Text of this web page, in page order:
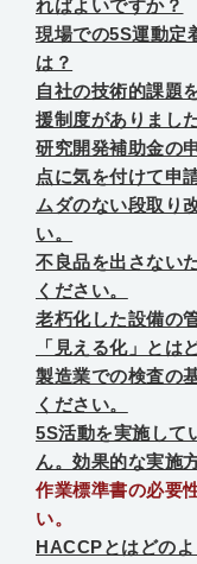
ればよいですか？
現場での5S運動定
は？
自社の技術的課題
援制度がありまし
研究開発補助金の
点に気を付けて申
ムダのない段取り
い。
不良品を出さない
ください。
老朽化した設備の
「見える化」とは
製造業での検査の
ください。
5S活動を実施して
ん。効果的な実施
作業標準書の必要
い。
HACCPとはどの